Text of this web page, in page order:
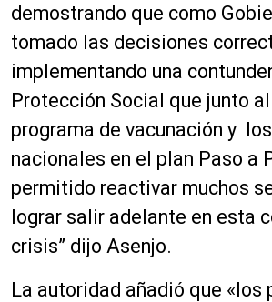
demostrando que como
tomado las decisiones
implementando una
Protección Social que junto
programa de vacunación y
nacionales en el plan Paso a
permitido reactivar muchos
lograr salir adelante en esta
crisis” dijo Asenjo.
La autoridad añadió que «los